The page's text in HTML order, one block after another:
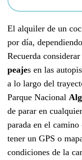
El alquiler de un
por día,
Recuerda
peajes en las
a lo largo del
Parque Nacional
de parar en
parada en el
tener un GPS o
condiciones de la